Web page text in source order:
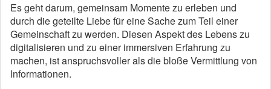
Es geht darum, gemeinsam Momente zu erleben und
durch die geteilte Liebe für eine Sache zum Teil einer
Gemeinschaft zu werden. Diesen Aspekt des Lebens zu
digitalisieren und zu einer immersiven Erfahrung zu
machen, ist anspruchsvoller als die bloße Vermittlung von
Informationen.